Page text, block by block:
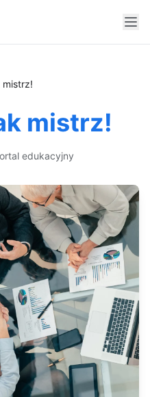
mistrz!
mistrz!
edukacyjny